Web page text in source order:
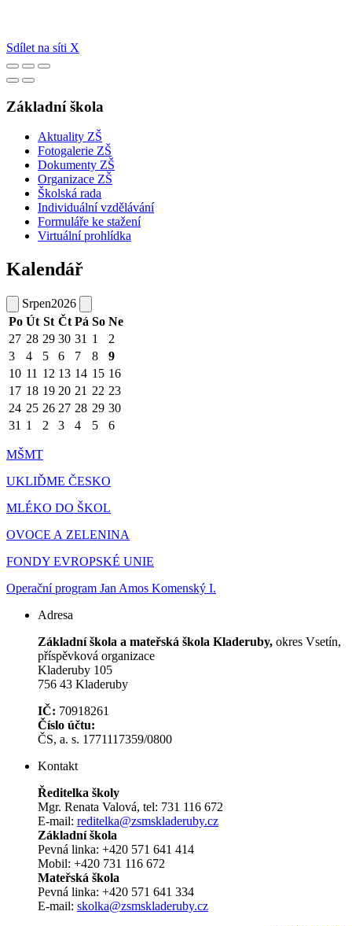
Sdílet na síti X
Základní škola
Aktuality ZŠ
Fotogalerie ZŠ
Dokumenty ZŠ
Organizace ZŠ
Školská rada
Individuální vzdělávání
Formuláře ke stažení
Virtuální prohlídka
Kalendář
Srpen2026
Po Út St Čt Pá So Ne
27 28 29 30 31 1
2
3
4 5 6 7 8
9
10 11 12 13 14 15 16
17 18 19 20 21 22 23
24 25 26 27 28 29 30
31 1 2 3 4 5 6
MŠMT
UKLIĎME ČESKO
MLÉKO DO ŠKOL
OVOCE A ZELENINA
FONDY EVROPSKÉ UNIE
Operační program Jan Amos Komenský I.
Adresa
Základní škola a mateřská škola Kladeruby, okres Vsetín,
příspěvková organizace
Kladeruby 105
756 43 Kladeruby
IČ: 70918261
Číslo účtu:
ČS, a. s. 1771117359/0800
Kontakt
Ředitelka školy
Mgr. Renata Valová, tel: 731 116 672
E-mail: reditelka@zsmskladeruby.cz
Základní škola
Pevná linka: +420 571 641 414
Mobil: +420 731 116 672
Mateřská škola
Pevná linka: +420 571 641 334
E-mail: skolka@zsmskladeruby.cz